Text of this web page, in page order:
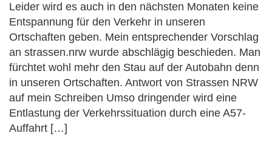
Leider wird es auch in den nächsten Monaten keine
Entspannung für den Verkehr in unseren
Ortschaften geben. Mein entsprechender Vorschlag
an strassen.nrw wurde abschlägig beschieden. Man
fürchtet wohl mehr den Stau auf der Autobahn denn
in unseren Ortschaften. Antwort von Strassen NRW
auf mein Schreiben Umso dringender wird eine
Entlastung der Verkehrssituation durch eine A57-
Auffahrt […]